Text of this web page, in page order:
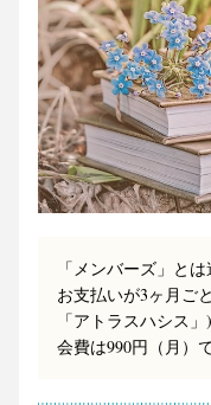
「メンバーズ」と
お支払いが3ヶ月ご
「アトラスハシス
会費は990円（月）で